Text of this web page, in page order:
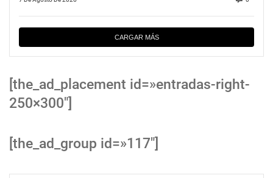
CARGAR MÁS
[the_ad_placement id=»entradas-right-
250×300″]
[the_ad_group id=»117″]